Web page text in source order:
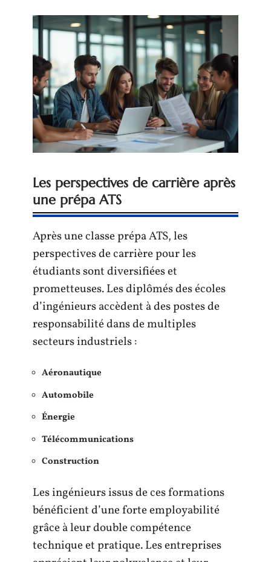
Les perspectives de carrière après
une prépa ATS
Après une classe prépa ATS, les
perspectives de carrière pour les
étudiants sont diversifiées et
prometteuses. Les diplômés des écoles
d’ingénieurs accèdent à des postes de
responsabilité dans de multiples
secteurs industriels :
Aéronautique
Automobile
Énergie
Télécommunications
Construction
Les ingénieurs issus de ces formations
bénéficient d’une forte employabilité
grâce à leur double compétence
technique et pratique. Les entreprises